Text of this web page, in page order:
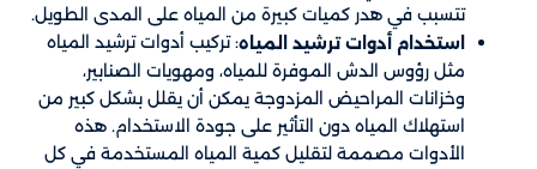
تتسبب في هدر كميات كبيرة من المياه على المدى الطويل.
استخدام أدوات ترشيد المياه: تركيب أدوات ترشيد المياه
مثل رؤوس الدش الموفرة للمياه، ومهويات الصنابير،
وخزانات المراحيض المزدوجة يمكن أن يقلل بشكل كبير من
استهلاك المياه دون التأثير على جودة الاستخدام. هذه
الأدوات مصممة لتقليل كمية المياه المستخدمة في كل